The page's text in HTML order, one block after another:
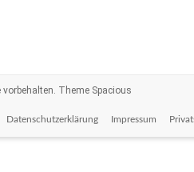
vorbehalten. Theme Spacious
Datenschutzerklärung Impressum